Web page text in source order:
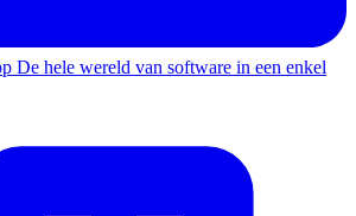
De hele wereld van software in een enkel